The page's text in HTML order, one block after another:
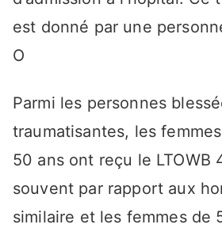
est donné par une
O
Parmi les personnes
traumatisantes, les
50 ans ont reçu le LTOWB
souvent par rapport aux
similaire et les femmes de